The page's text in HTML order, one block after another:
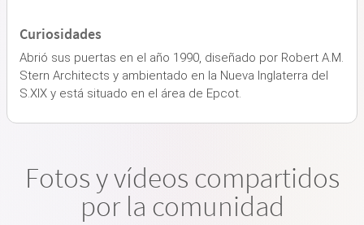
Curiosidades
Abrió sus puertas en el año 1990, diseñado por Robert A.M.
Stern Architects y ambientado en la Nueva Inglaterra del
S.XIX y está situado en el área de Epcot.
Fotos y vídeos compartidos
por la comunidad